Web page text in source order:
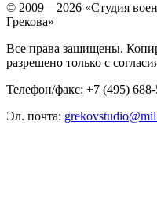
© 2009—2026 «Студия
Грекова»
Все права защищены.
разрешено только с
Телефон/факс: +7 (495)
Эл. почта: